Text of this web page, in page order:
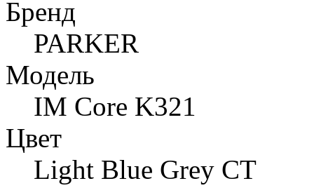
Бренд
PARKER
Модель
IM Core K321
Цвет
Light Blue Grey CT